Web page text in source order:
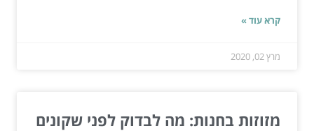
קרא עוד »
מרץ 02, 2020
מזוזות בחנות: מה לבדוק לפני שקונים